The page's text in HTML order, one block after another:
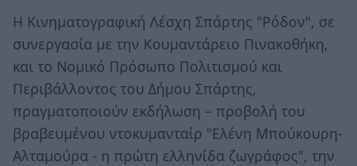
Η Κινηματογραφική Λέσχη Σπάρτης "Ρόδον", σε
συνεργασία με την Κουμαντάρειο Πινακοθήκη,
και το Νομικό Πρόσωπο Πολιτισμού και
Περιβάλλοντος του Δήμου Σπάρτης,
πραγματοποιούν εκδήλωση – προβολή του
βραβευμένου ντοκυμανταίρ "Ελένη Μπούκουρη-
Αλταμούρα - η πρώτη ελληνίδα ζωγράφος", την